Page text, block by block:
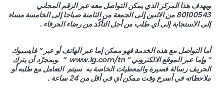
ويهدف هذا المركز الذي يمكن التواصل معه عبر الرقم المجاني
80100543 من الاثنين إلى الجمعة من الثامنة صباحا إلى الخامسة مساء
إلى الاستجابة إلى أي طلب من أجل التأكّد من رضاء الحرفاء .
أما التواصل مع هذه الخدمة فهو ممكن إما عبر الهاتف أو عبر ” فايسبوك
” وإما عبر الموقع الالكتروني ” www.lg.com/tn ” .وبمجرّد أن يترك
الحريف رسالة قصيرة والمعطيات الخاصة به سيتم التعامل مع طلبه أو
ملاحظاته في أسرع وقت ممكن أي في أقل من 24 ساعة .